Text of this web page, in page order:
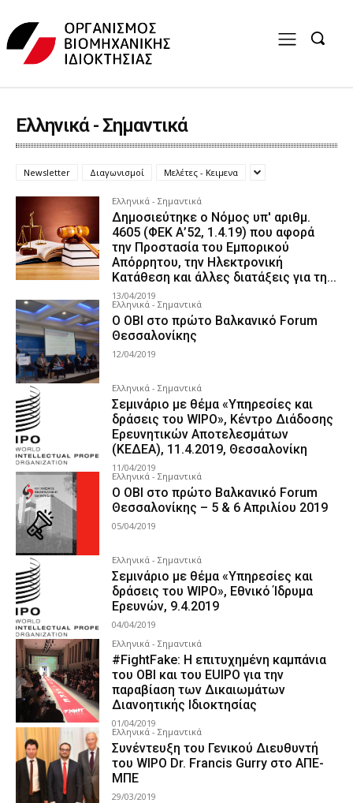
Ελληνικά - Σημαντικά
Newsletter Διαγωνισμοί Μελέτες - Κειμενα
Ελληνικά - Σημαντικά
Δημοσιεύτηκε ο Nόμος υπ' αριθμ.
4605 (ΦΕΚ Α’52, 1.4.19) που αφορά
την Προστασία του Εμπορικού
Απόρρητου, την Ηλεκτρονική
Κατάθεση και άλλες διατάξεις για τη...
13/04/2019
Ελληνικά - Σημαντικά
O OBI στο πρώτο Βαλκανικό Forum
Θεσσαλονίκης
12/04/2019
Ελληνικά - Σημαντικά
Σεμινάριο με θέμα «Υπηρεσίες και
δράσεις του WIPO», Κέντρο Διάδοσης
Ερευνητικών Αποτελεσμάτων
(ΚΕΔΕΑ), 11.4.2019, Θεσσαλονίκη
11/04/2019
Ελληνικά - Σημαντικά
Ο ΟΒΙ στο πρώτο Βαλκανικό Forum
Θεσσαλονίκης – 5 & 6 Απριλίου 2019
05/04/2019
Ελληνικά - Σημαντικά
Σεμινάριο με θέμα «Υπηρεσίες και
δράσεις του WIPO», Εθνικό Ίδρυμα
Ερευνών, 9.4.2019
04/04/2019
Ελληνικά - Σημαντικά
#FightFake: Η επιτυχημένη καμπάνια
του ΟΒΙ και του EUIPO για την
παραβίαση των Δικαιωμάτων
Διανοητικής Ιδιοκτησίας
01/04/2019
Ελληνικά - Σημαντικά
Συνέντευξη του Γενικού Διευθυντή
του WIPO Dr. Francis Gurry στο ΑΠΕ-
ΜΠΕ
29/03/2019